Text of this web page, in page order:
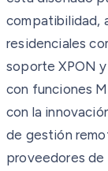
compatibilidad,
residenciales
soporte XPON
con funciones
con la
de gestión
proveedores de